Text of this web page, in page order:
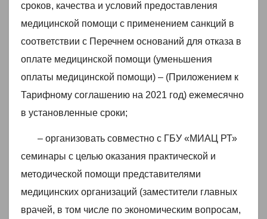
сроков, качества и условий предоставления
медицинской помощи с применением санкций в
соответствии с Перечнем оснований для отказа в
оплате медицинской помощи (уменьшения
оплаты медицинской помощи) – (Приложением к
Тарифному соглашению на 2021 год) ежемесячно
в установленные сроки;
– организовать совместно с ГБУ «МИАЦ РТ»
семинары с целью оказания практической и
методической помощи представителями
медицинских организаций (заместители главных
врачей, в том числе по экономическим вопросам,